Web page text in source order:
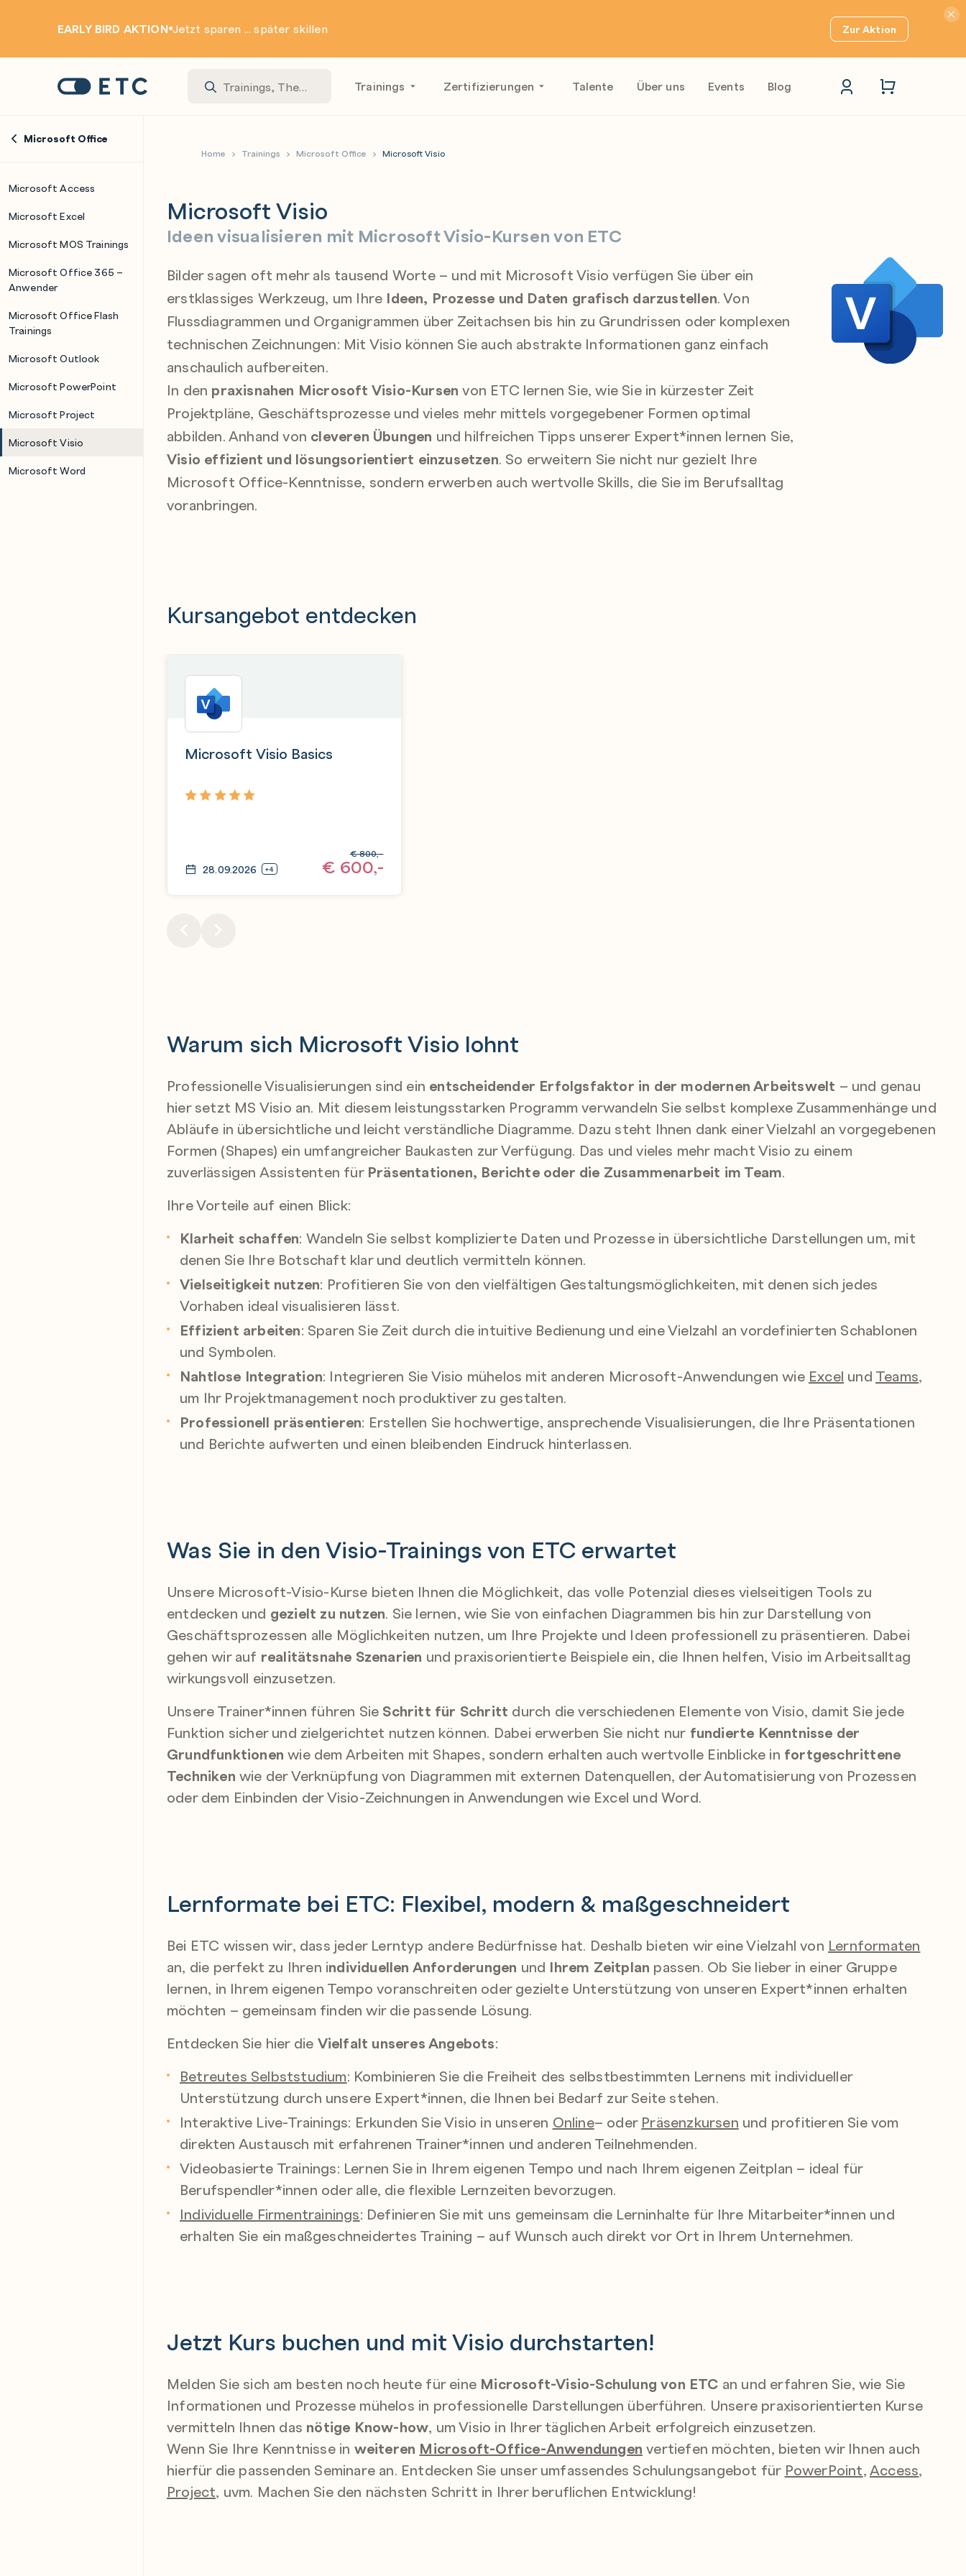
EARLY BIRD AKTION Jetzt sparen ... später skillen Zur Aktion
Startseite: ETC Trainings Zertifizierungen Talente Über uns Events Blog
Home Trainings Microsoft Office Microsoft Visio
Microsoft Office
Microsoft Access
Microsoft Excel
Microsoft MOS Trainings
Microsoft Office 365 –
Anwender
Microsoft Office Flash
Trainings
Microsoft Outlook
Microsoft PowerPoint
Microsoft Project
Microsoft Visio
Microsoft Word
Microsoft Visio
Ideen visualisieren mit Microsoft Visio-Kursen von ETC
Bilder sagen oft mehr als tausend Worte – und mit Microsoft Visio verfügen Sie über ein
erstklassiges Werkzeug, um Ihre Ideen, Prozesse und Daten grafisch darzustellen. Von
Flussdiagrammen und Organigrammen über Zeitachsen bis hin zu Grundrissen oder komplexen
technischen Zeichnungen: Mit Visio können Sie auch abstrakte Informationen ganz einfach
anschaulich aufbereiten.
In den praxisnahen Microsoft Visio-Kursen von ETC lernen Sie, wie Sie in kürzester Zeit
Projektpläne, Geschäftsprozesse und vieles mehr mittels vorgegebener Formen optimal
abbilden. Anhand von cleveren Übungen und hilfreichen Tipps unserer Expert*innen lernen Sie,
Visio effizient und lösungsorientiert einzusetzen. So erweitern Sie nicht nur gezielt Ihre
Microsoft Office-Kenntnisse, sondern erwerben auch wertvolle Skills, die Sie im Berufsalltag
voranbringen.
Kursangebot entdecken
Microsoft Visio Basics
28.09.2026 +4 € 600,-
€800,-
Warum sich Microsoft Visio lohnt
Professionelle Visualisierungen sind ein entscheidender Erfolgsfaktor in der modernen Arbeitswelt – und genau
hier setzt MS Visio an. Mit diesem leistungsstarken Programm verwandeln Sie selbst komplexe Zusammenhänge und
Abläufe in übersichtliche und leicht verständliche Diagramme. Dazu steht Ihnen dank einer Vielzahl an vorgegebenen
Formen (Shapes) ein umfangreicher Baukasten zur Verfügung. Das und vieles mehr macht Visio zu einem
zuverlässigen Assistenten für Präsentationen, Berichte oder die Zusammenarbeit im Team.
Ihre Vorteile auf einen Blick:
Klarheit schaffen: Wandeln Sie selbst komplizierte Daten und Prozesse in übersichtliche Darstellungen um, mit
denen Sie Ihre Botschaft klar und deutlich vermitteln können.
Vielseitigkeit nutzen: Profitieren Sie von den vielfältigen Gestaltungsmöglichkeiten, mit denen sich jedes
Vorhaben ideal visualisieren lässt.
Effizient arbeiten: Sparen Sie Zeit durch die intuitive Bedienung und eine Vielzahl an vordefinierten Schablonen
und Symbolen.
Nahtlose Integration: Integrieren Sie Visio mühelos mit anderen Microsoft-Anwendungen wie Excel und Teams,
um Ihr Projektmanagement noch produktiver zu gestalten.
Professionell präsentieren: Erstellen Sie hochwertige, ansprechende Visualisierungen, die Ihre Präsentationen
und Berichte aufwerten und einen bleibenden Eindruck hinterlassen.
Was Sie in den Visio-Trainings von ETC erwartet
Unsere Microsoft-Visio-Kurse bieten Ihnen die Möglichkeit, das volle Potenzial dieses vielseitigen Tools zu
entdecken und gezielt zu nutzen. Sie lernen, wie Sie von einfachen Diagrammen bis hin zur Darstellung von
Geschäftsprozessen alle Möglichkeiten nutzen, um Ihre Projekte und Ideen professionell zu präsentieren. Dabei
gehen wir auf realitätsnahe Szenarien und praxisorientierte Beispiele ein, die Ihnen helfen, Visio im Arbeitsalltag
wirkungsvoll einzusetzen.
Unsere Trainer*innen führen Sie Schritt für Schritt durch die verschiedenen Elemente von Visio, damit Sie jede
Funktion sicher und zielgerichtet nutzen können. Dabei erwerben Sie nicht nur fundierte Kenntnisse der
Grundfunktionen wie dem Arbeiten mit Shapes, sondern erhalten auch wertvolle Einblicke in fortgeschrittene
Techniken wie der Verknüpfung von Diagrammen mit externen Datenquellen, der Automatisierung von Prozessen
oder dem Einbinden der Visio-Zeichnungen in Anwendungen wie Excel und Word.
Lernformate bei ETC: Flexibel, modern & maßgeschneidert
Bei ETC wissen wir, dass jeder Lerntyp andere Bedürfnisse hat. Deshalb bieten wir eine Vielzahl von Lernformaten
an, die perfekt zu Ihren individuellen Anforderungen und Ihrem Zeitplan passen. Ob Sie lieber in einer Gruppe
lernen, in Ihrem eigenen Tempo voranschreiten oder gezielte Unterstützung von unseren Expert*innen erhalten
möchten – gemeinsam finden wir die passende Lösung.
Entdecken Sie hier die Vielfalt unseres Angebots:
Betreutes Selbststudium: Kombinieren Sie die Freiheit des selbstbestimmten Lernens mit individueller
Unterstützung durch unsere Expert*innen, die Ihnen bei Bedarf zur Seite stehen.
Interaktive Live-Trainings: Erkunden Sie Visio in unseren Online– oder Präsenzkursen und profitieren Sie vom
direkten Austausch mit erfahrenen Trainer*innen und anderen Teilnehmenden.
Videobasierte Trainings: Lernen Sie in Ihrem eigenen Tempo und nach Ihrem eigenen Zeitplan – ideal für
Berufspendler*innen oder alle, die flexible Lernzeiten bevorzugen.
Individuelle Firmentrainings: Definieren Sie mit uns gemeinsam die Lerninhalte für Ihre Mitarbeiter*innen und
erhalten Sie ein maßgeschneidertes Training – auf Wunsch auch direkt vor Ort in Ihrem Unternehmen.
Jetzt Kurs buchen und mit Visio durchstarten!
Melden Sie sich am besten noch heute für eine Microsoft-Visio-Schulung von ETC an und erfahren Sie, wie Sie
Informationen und Prozesse mühelos in professionelle Darstellungen überführen. Unsere praxisorientierten Kurse
vermitteln Ihnen das nötige Know-how, um Visio in Ihrer täglichen Arbeit erfolgreich einzusetzen.
Wenn Sie Ihre Kenntnisse in weiteren Microsoft-Office-Anwendungen vertiefen möchten, bieten wir Ihnen auch
hierfür die passenden Seminare an. Entdecken Sie unser umfassendes Schulungsangebot für PowerPoint,Access,
Project, uvm. Machen Sie den nächsten Schritt in Ihrer beruflichen Entwicklung!